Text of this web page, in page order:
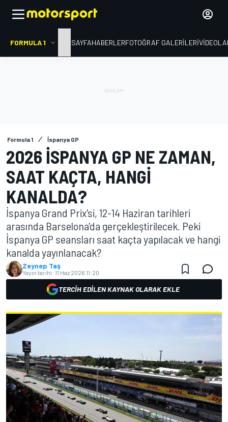
FORMULA 1 ANA SAYFAHABERLERFOTOĞRAF GALERILERI
Formula 1 İspanya GP
2026 İSPANYA GP NE ZAMAN,
SAAT KAÇTA, HANGI
KANALDA?
İspanya Grand Prix'si, 12-14 Haziran tarihleri
arasında Barselona'da gerçekleştirilecek. Peki
İspanya GP seansları saat kaçta yapılacak ve hangi
kanalda yayınlanacak?
Zeynep Taş
Yayın tarihi: 11 Haz 2026 11:20
TERCIH EDILEN KAYNAK OLARAK EKLE